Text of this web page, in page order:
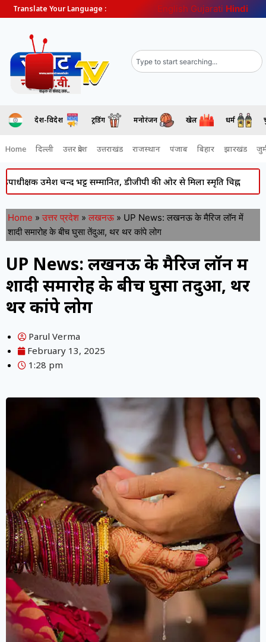
Translate Your Language : English Gujarati Hindi
देश-विदेश ट्रेंडिंग मनोरंजन खेल धर्म
Home दिल्ली उत्तर प्रदेश उत्तराखंड राजस्थान पंजाब बिहार झारखंड
चन्द भट्ट सम्मानित, डीजीपी की ओर से मिला स्मृति चिह्न Atiq
Home » उत्तर प्रदेश » लखनऊ » UP News: लखनऊ के मैरिज लॉन में
शादी समारोह के बीच घुसा तेंदुआ, थर थर कांपे लोग
UP News: लखनऊ के मैरिज लॉन में
शादी समारोह के बीच घुसा तेंदुआ, थर
थर कांपे लोग
Parul Verma
February 13, 2025
1:28 pm